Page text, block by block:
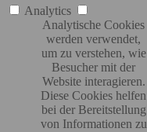
Analytics
Analytische Cookies
werden verwendet,
um zu verstehen, wie
Besucher mit der
Website interagieren.
Diese Cookies helfen
bei der Bereitstellung
von Informationen zu